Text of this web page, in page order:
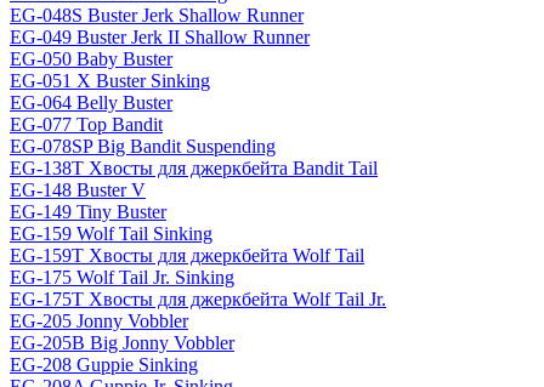
EG-048S Buster Jerk Shallow Runner
EG-049 Buster Jerk II Shallow Runner
EG-050 Baby Buster
EG-051 X Buster Sinking
EG-064 Belly Buster
EG-077 Top Bandit
EG-078SP Big Bandit Suspending
EG-138T Хвосты для джеркбейта Bandit Tail
EG-148 Buster V
EG-149 Tiny Buster
EG-159 Wolf Tail Sinking
EG-159T Хвосты для джеркбейта Wolf Tail
EG-175 Wolf Tail Jr. Sinking
EG-175T Хвосты для джеркбейта Wolf Tail Jr.
EG-205 Jonny Vobbler
EG-205B Big Jonny Vobbler
EG-208 Guppie Sinking